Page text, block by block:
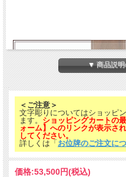
▼ 商品説
＜ご注意＞
文字彫りについてはショッピ
ます。 ショッピングカートの
ォーム】へのリンクが表示さ
してください。
詳しくは「お位牌のご注文に
価格:53,500円(税込)